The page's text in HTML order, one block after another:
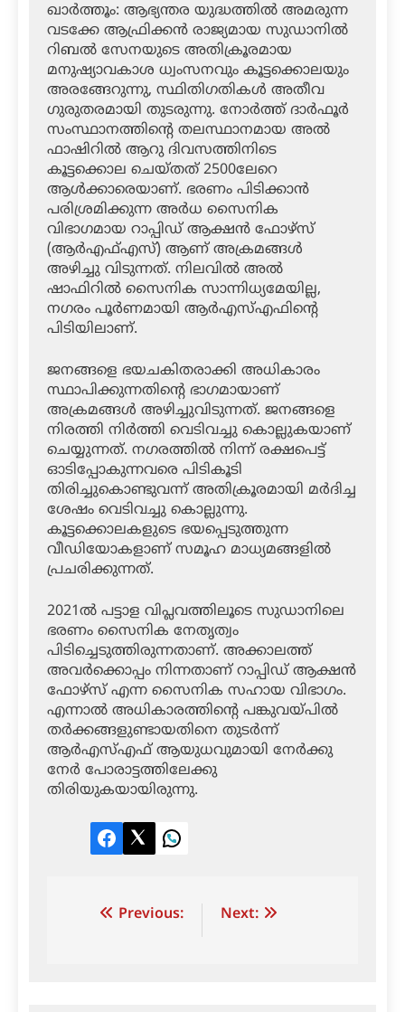
ഖാര്‍ത്തൂം: ആഭ്യന്തര യുദ്ധത്തില്‍ അമരുന്ന
വടക്കേ ആഫ്രിക്കന്‍ രാജ്യമായ സുഡാനില്‍
റിബല്‍ സേനയുടെ അതിക്രൂരമായ
മനുഷ്യാവകാശ ധ്വംസനവും കൂട്ടക്കൊലയും
അരങ്ങേറുന്നു, സ്ഥിതിഗതികള്‍ അതീവ
ഗുരുതരമായി തുടരുന്നു. നോര്‍ത്ത് ദാര്‍ഫൂര്‍
സംസ്ഥാനത്തിന്റെ തലസ്ഥാനമായ അല്‍
ഫാഷിറില്‍ ആറു ദിവസത്തിനിടെ
കൂട്ടക്കൊല ചെയ്തത് 2500ലേറെ
ആള്‍ക്കാരെയാണ്. ഭരണം പിടിക്കാന്‍
പരിശ്രമിക്കുന്ന അര്‍ധ സൈനിക
വിഭാഗമായ റാപ്പിഡ് ആക്ഷന്‍ ഫോഴ്‌സ്
(ആര്‍എഫ്എസ്) ആണ് അക്രമങ്ങള്‍
അഴിച്ചു വിടുന്നത്. നിലവില്‍ അല്‍
ഷാഫിറില്‍ സൈനിക സാന്നിധ്യമേയില്ല,
നഗരം പൂര്‍ണമായി ആര്‍എസ്എഫിന്റെ
പിടിയിലാണ്.
ജനങ്ങളെ ഭയചകിതരാക്കി അധികാരം
സ്ഥാപിക്കുന്നതിന്റെ ഭാഗമായാണ്
അക്രമങ്ങള്‍ അഴിച്ചുവിടുന്നത്. ജനങ്ങളെ
നിരത്തി നിര്‍ത്തി വെടിവച്ചു കൊല്ലുകയാണ്
ചെയ്യുന്നത്. നഗരത്തില്‍ നിന്ന് രക്ഷപെട്ട്
ഓടിപ്പോകുന്നവരെ പിടികൂടി
തിരിച്ചുകൊണ്ടുവന്ന് അതിക്രൂരമായി മര്‍ദിച്ച
ശേഷം വെടിവച്ചു കൊല്ലുന്നു.
കൂട്ടക്കൊലകളുടെ ഭയപ്പെടുത്തുന്ന
വീഡിയോകളാണ് സമൂഹ മാധ്യമങ്ങളില്‍
പ്രചരിക്കുന്നത്.
2021ല്‍ പട്ടാള വിപ്ലവത്തിലൂടെ സുഡാനിലെ
ഭരണം സൈനിക നേതൃത്വം
പിടിച്ചെടുത്തിരുന്നതാണ്. അക്കാലത്ത്
അവര്‍ക്കൊപ്പം നിന്നതാണ് റാപ്പിഡ് ആക്ഷന്‍
ഫോഴ്‌സ് എന്ന സൈനിക സഹായ വിഭാഗം.
എന്നാല്‍ അധികാരത്തിന്റെ പങ്കുവയ്പില്‍
തര്‍ക്കങ്ങളുണ്ടായതിനെ തുടര്‍ന്ന്
ആര്‍എസ്എഫ് ആയുധവുമായി നേര്‍ക്കു
നേര്‍ പോരാട്ടത്തിലേക്കു
തിരിയുകയായിരുന്നു.
Facebook
TwitterLinkedIn
Post Previous: Next: